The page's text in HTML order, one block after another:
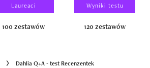
Laureaci
100 zestawów
Wyniki testu
120 zestawów
Dahlia Q+A - test Recenzentek